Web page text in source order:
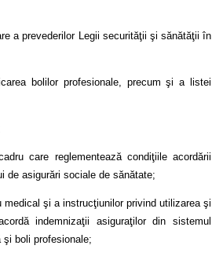
a prevederilor Legii securităţii şi sănătăţii în
bolilor profesionale, precum şi a listei
care reglementează condiţiile acordării
de asigurări sociale de sănătate;
şi a instrucţiunilor privind utilizarea şi
indemnizaţii asiguraţilor din sistemul
boli profesionale;